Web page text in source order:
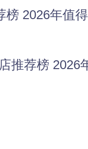
榜 2026年值